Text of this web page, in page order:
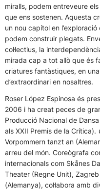
miralls, podem entreveure
que ens sostenen. Aquesta
un nou capítol en
podem construir plegats.
col·lectius, la
mirada cap a tot allò que és
criatures fantàstiques, en
d’extraordinari en nosaltres.
Roser López Espinosa és
2006 i ha creat peces de
Producció Nacional de
als XXII Premis de la Crítica).
Vorpommern tanzt an
arreu del món. Coreògrafa
internacionals com Skånes
Theater (Regne Unit),
(Alemanya), col·labora amb